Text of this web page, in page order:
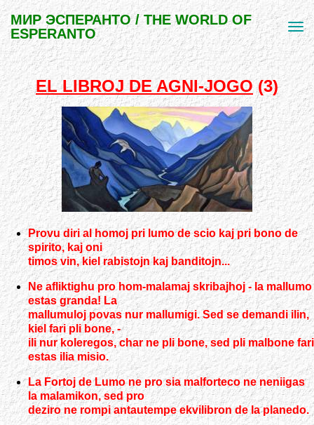
МИР ЭСПЕРАНТО / THE WORLD OF
ESPERANTO
EL LIBROJ DE AGNI-JOGO(3)
Provu diri al homoj pri lumo de scio kaj pri bono de
spirito, kaj oni
timos vin, kiel rabistojn kaj banditojn...
Ne afliktighu pro hom-malamaj skribajhoj - la mallumo
estas granda! La
mallumuloj povas nur mallumigi. Sed se demandi ilin,
kiel fari pli bone, -
ili nur koleregos, char ne pli bone, sed pli malbone fari
estas ilia misio.
La Fortoj de Lumo ne pro sia malforteco ne neniigas
la malamikon, sed pro
deziro ne rompi antautempe ekvilibron de la planedo.